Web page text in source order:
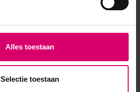
Alles toestaan
Selectie toestaan